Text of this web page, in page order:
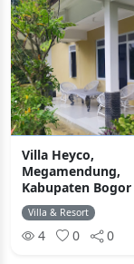
Villa Heyco,
Megamendung,
Kabupaten Bogor
Villa & Resort
4 0 0